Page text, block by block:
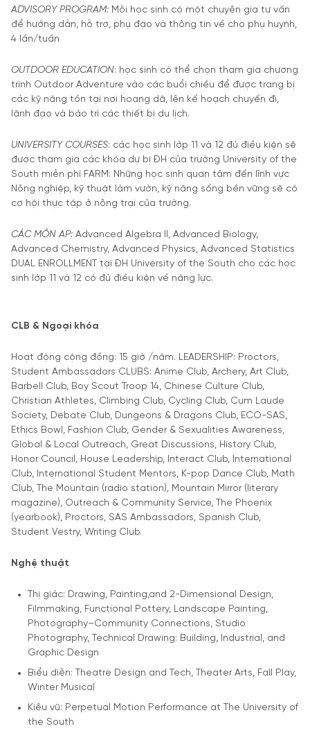
ADVISORY PROGRAM: Mỗi học sinh có một chuyên gia tư vấn
để hướng dẫn, hỗ trợ, phụ đạo và thông tin về cho phụ huynh,
4 lần/tuần
OUTDOOR EDUCATION: học sinh có thể chọn tham gia chương
trình Outdoor Adventure vào các buổi chiều để được trang bị
các kỹ năng tồn tại nơi hoang dã, lên kế hoạch chuyến đi,
lãnh đạo và bảo trì các thiết bị du lịch.
UNIVERSITY COURSES: các học sinh lớp 11 và 12 đủ điều kiện sẽ
được tham gia các khóa dự bị ĐH của trường University of the
South miễn phí FARM: Những học sinh quan tâm đến lĩnh vực
Nông nghiệp, kỹ thuật làm vườn, kỹ năng sống bền vững sẽ có
cơ hội thực tập ở nông trại của trường.
CÁC MÔN AP: Advanced Algebra II, Advanced Biology,
Advanced Chemistry, Advanced Physics, Advanced Statistics
DUAL ENROLLMENT tại ĐH University of the South cho các học
sinh lớp 11 và 12 có đủ điều kiện về năng lực.
CLB & Ngoại khóa
Hoạt động cộng đồng: 15 giờ /năm. LEADERSHIP: Proctors,
Student Ambassadors CLUBS: Anime Club, Archery, Art Club,
Barbell Club, Boy Scout Troop 14, Chinese Culture Club,
Christian Athletes, Climbing Club, Cycling Club, Cum Laude
Society, Debate Club, Dungeons & Dragons Club, ECO-SAS,
Ethics Bowl, Fashion Club, Gender & Sexualities Awareness,
Global & Local Outreach, Great Discussions, History Club,
Honor Council, House Leadership, Interact Club, International
Club, International Student Mentors, K-pop Dance Club, Math
Club, The Mountain (radio station), Mountain Mirror (literary
magazine), Outreach & Community Service, The Phoenix
(yearbook), Proctors, SAS Ambassadors, Spanish Club,
Student Vestry, Writing Club.
Nghệ thuật
Thị giác: Drawing, Painting,and 2-Dimensional Design,
Filmmaking, Functional Pottery, Landscape Painting,
Photography–Community Connections, Studio
Photography, Technical Drawing: Building, Industrial, and
Graphic Design
Biểu diễn: Theatre Design and Tech, Theater Arts, Fall Play,
Winter Musical
Kiêu vũ: Perpetual Motion Performance at The University of
the South